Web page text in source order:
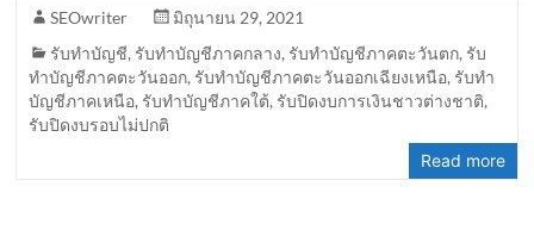
SEOwriter
มิถุนายน 29, 2021
รับทำบัญชี, รับทำบัญชีภาคกลาง, รับทำบัญชีภาคตะวันตก, รับ
ทำบัญชีภาคตะวันออก, รับทำบัญชีภาคตะวันออกเฉียงเหนือ, รับทำ
บัญชีภาคเหนือ, รับทำบัญชีภาคใต้, รับปิดงบการเงินชาวต่างชาติ,
รับปิดงบรอบไม่ปกติ
Read more